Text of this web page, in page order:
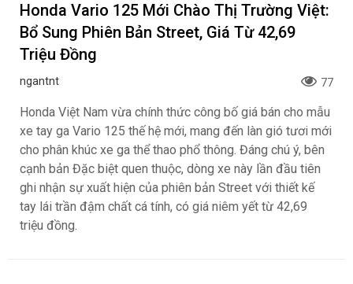
Honda Vario 125 Mới Chào Thị Trường Việt:
Bổ Sung Phiên Bản Street, Giá Từ 42,69
Triệu Đồng
ngantnt 77
Honda Việt Nam vừa chính thức công bố giá bán cho mẫu
xe tay ga Vario 125 thế hệ mới, mang đến làn gió tươi mới
cho phân khúc xe ga thể thao phổ thông. Đáng chú ý, bên
cạnh bản Đặc biệt quen thuộc, dòng xe này lần đầu tiên
ghi nhận sự xuất hiện của phiên bản Street với thiết kế
tay lái trần đậm chất cá tính, có giá niêm yết từ 42,69
triệu đồng.